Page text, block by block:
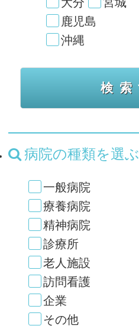
鹿児島
沖縄
病院の種類を選ぶ
一般病院
療養病院
精神病院
診療所
老人施設
訪問看護
企業
その他